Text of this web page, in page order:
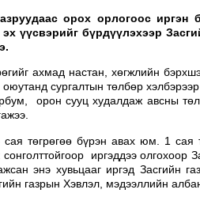
орох орлогоос
үүсвэрийг бүрдүүлэхээр
ахмад настан, хөгжлийн
сургалтын төлбөр
орон сууц худалдаж авсны
төгрөгөө бүрэн авах юм. 1 сая
иргэддээ
энэ хувьцааг иргэд Засгийн
газрын Хэвлэл, мэдээллийн